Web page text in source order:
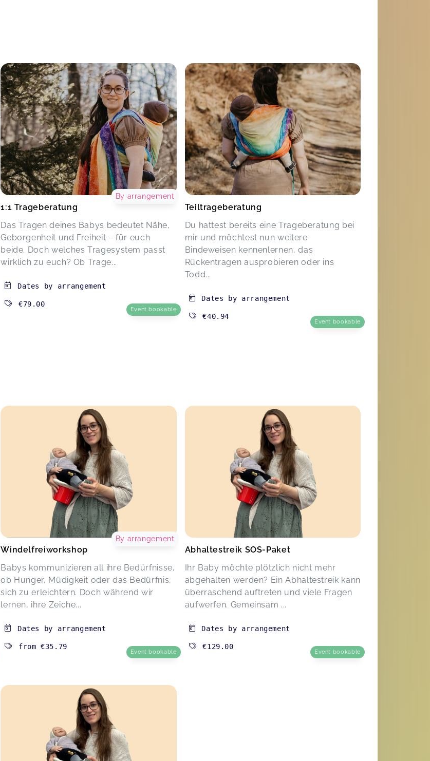
1:1 Trageberatung
Das Tragen deines Babys bedeutet Nähe,
Geborgenheit und Freiheit – für euch
beide. Doch welches Tragesystem passt
wirklich zu euch? Ob Trage...
By arrangement
Dates by arrangement
€79.00
Event bookable
Teiltrageberatung
Du hattest bereits eine Trageberatung bei
mir und möchtest nun weitere
Bindeweisen kennenlernen, das
Rückentragen ausprobieren oder ins
Todd...
Dates by arrangement
€40.94
Event bookable
Windelfreiworkshop
Babys kommunizieren all ihre Bedürfnisse,
ob Hunger, Müdigkeit oder das Bedürfnis,
sich zu erleichtern. Doch während wir
lernen, ihre Zeiche...
By arrangement
Dates by arrangement
from€35.79
Event bookable
Abhaltestreik SOS-Paket
Ihr Baby möchte plötzlich nicht mehr
abgehalten werden? Ein Abhaltestreik kann
überraschend auftreten und viele Fragen
aufwerfen. Gemeinsam ...
Dates by arrangement
€129.00
Event bookable